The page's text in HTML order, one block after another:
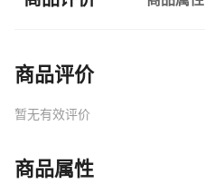
商品评价
暂无有效评价
商品属性